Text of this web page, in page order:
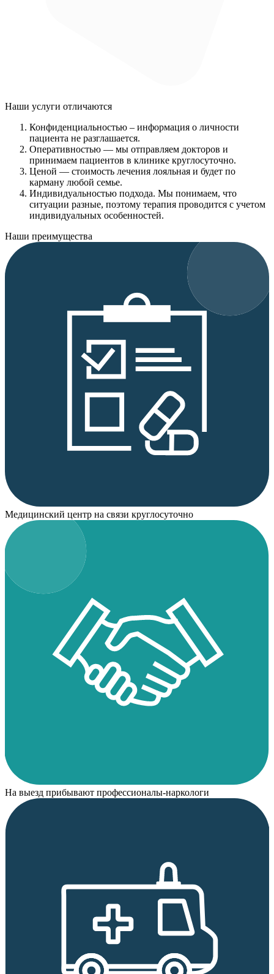
Наши услуги отличаются
Конфиденциальностью – информация о личности
пациента не разглашается.
Оперативностью — мы отправляем докторов и
принимаем пациентов в клинике круглосуточно.
Ценой — стоимость лечения лояльная и будет по
карману любой семье.
Индивидуальностью подхода. Мы понимаем, что
ситуации разные, поэтому терапия проводится с учетом
индивидуальных особенностей.
Наши преимущества
Медицинский центр на связи круглосуточно
На выезд прибывают профессионалы-наркологи